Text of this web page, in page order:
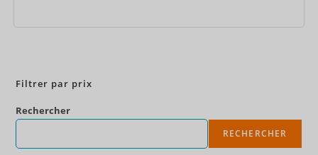
Filtrer par prix
Rechercher
RECHERCHER